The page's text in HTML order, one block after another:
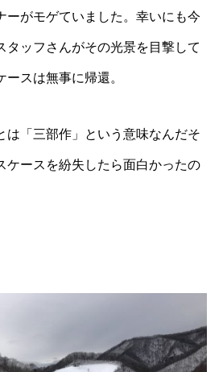
ーがモゲていました。幸いにも今
タッフさんがその光景を目撃して
ースは無事に帰還。
は「三部作」という意味なんだそ
ケースを紛失したら面白かったの